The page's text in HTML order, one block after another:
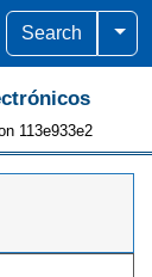
Search
113e933e2